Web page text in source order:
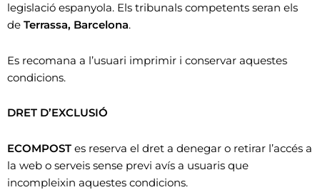
legislació espanyola. Els tribunals competents seran els
de Terrassa, Barcelona.
Es recomana a l’usuari imprimir i conservar aquestes
condicions.
DRET D’EXCLUSIÓ
ECOMPOST es reserva el dret a denegar o retirar l’accés a
la web o serveis sense previ avís a usuaris que
incompleixin aquestes condicions.